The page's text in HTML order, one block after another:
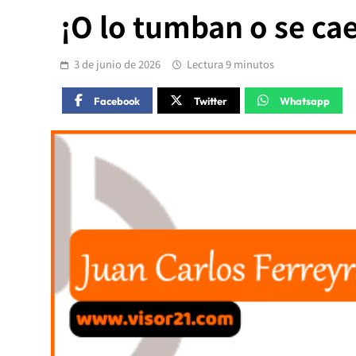
¡O lo tumban o se
3 de junio de 2026 Lectura 9 minutos
Facebook Twitter Whatsapp